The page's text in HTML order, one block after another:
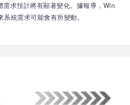
求預計將有顯著變化。據報導，Win
統需求可能會有所變動。